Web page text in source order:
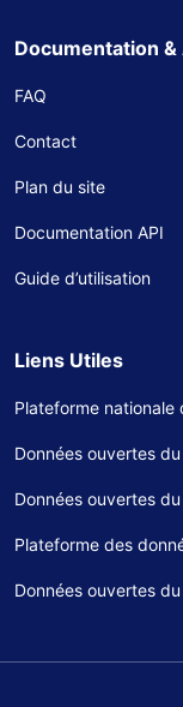
Documentation &
FAQ
Contact
Plan du site
Documentation API
Guide d’utilisation
Liens Utiles
Plateforme nationale
Données ouvertes
Données ouvertes
Plateforme des
Données ouvertes